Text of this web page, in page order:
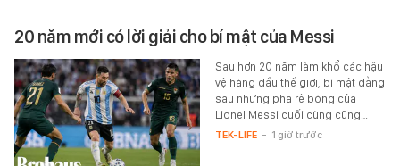
20 năm mới có lời giải cho bí mật của Messi
Sau hơn 20 năm làm khổ các hậu
vệ hàng đầu thế giới, bí mật đằng
sau những pha rê bóng của
Lionel Messi cuối cùng cũng…
TEK-LIFE - 1 giờ trước